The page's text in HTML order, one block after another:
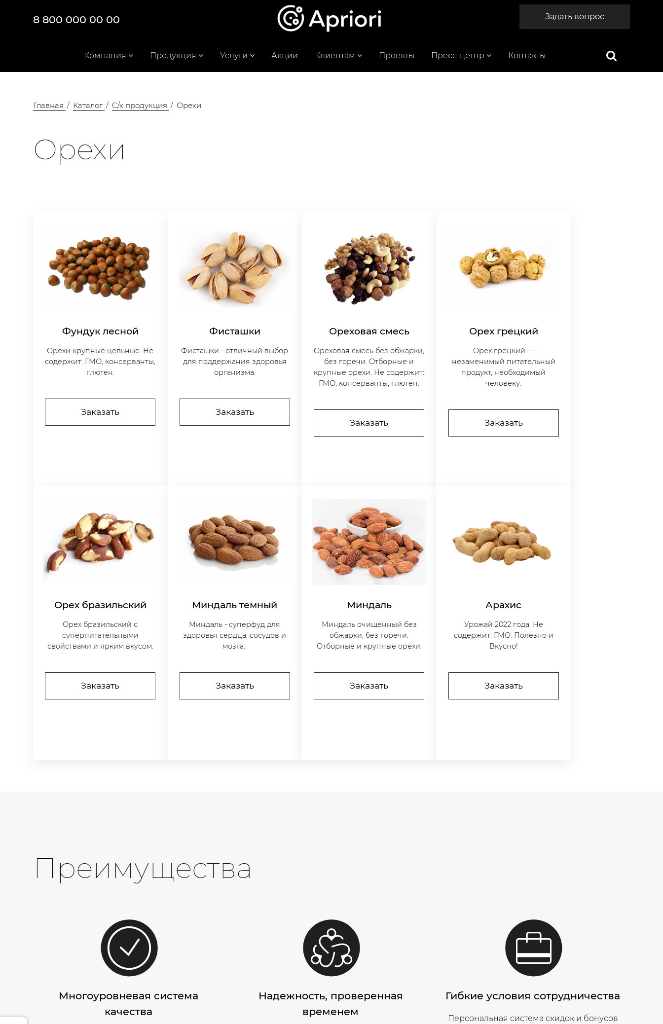
8 800 000 00 00 Задать вопрос
Компания Продукция Услуги Акции Клиентам Проекты Пресс-центр Контакты
Главная Каталог С/х продукция Орехи
Орехи
Фундук лесной
Орехи крупные цельные. Не
содержит: ГМО, консерванты,
глютен.
Заказать
Фисташки
Фисташки - отличный выбор
для поддержания здоровья
организма.
Заказать
Ореховая смесь
Ореховая смесь без обжарки,
без горечи. Отборные и
крупные орехи. Не содержит:
ГМО, консерванты, глютен.
Заказать
Орех грецкий
Орех грецкий —
незаменимый питательный
продукт, необходимый
человеку.
Заказать
Орех бразильский
Орех бразильский с
суперпитательными
свойствами и ярким вкусом.
Заказать
Миндаль темный
Миндаль - суперфуд для
здоровья сердца, сосудов и
мозга.
Заказать
Миндаль
Миндаль очищенный без
обжарки, без горечи.
Отборные и крупные орехи.
Заказать
Арахис
Урожай 2022 года. Не
содержит: ГМО. Полезно и
Вкусно!
Заказать
Преимущества
Многоуровневая система
качества
Надежность, проверенная
временем
Гибкие условия сотрудничества
Персональная система скидок и бонусов